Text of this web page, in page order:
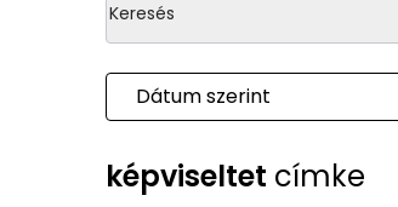
Dátum szerint
képviseltet címke